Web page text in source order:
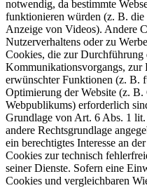
notwendig, da bestimmte
funktionieren würden (z. B.
Anzeige von Videos). Andere
Nutzerverhaltens oder zu
Cookies, die zur Durchführung
Kommunikationsvorgangs, zur
erwünschter Funktionen (z. B.
Optimierung der Website (z. B.
Webpublikums) erforderlich
Grundlage von Art. 6 Abs. 1
andere Rechtsgrundlage
ein berechtigtes Interesse an
Cookies zur technisch
seiner Dienste. Sofern eine
Cookies und vergleichbaren